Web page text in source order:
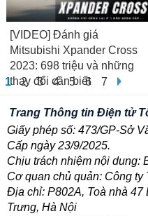
[VIDEO] Đánh giá
Mitsubishi Xpander Cross
2023: 698 triệu và những
thay đổi cần biết
1
2 3 4 5 6 7
Trang Thông tin Điện tử
Giấy phép số: 473/GP-Sở
Cấp ngày 23/9/2025.
Chịu trách nhiệm nội dung:
Cơ quan chủ quản: Công ty
Địa chỉ: P802A, Toà nhà 47
Trưng, Hà Nội